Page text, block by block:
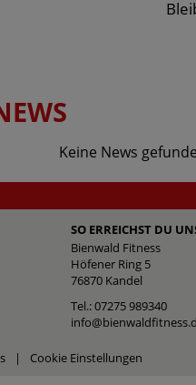
Keine News
SO ERREICHST DU
Bienwald Fitness
Höfener Ring 5
76870 Kandel
Tel.: 07275 989340
| Cookie Einstellungen